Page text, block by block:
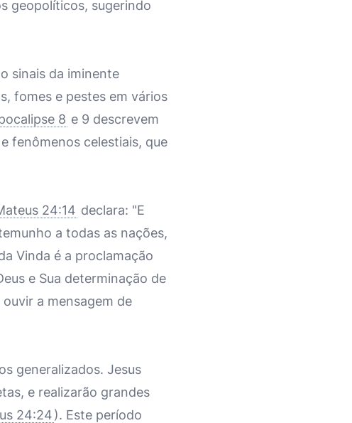
geopolíticos, sugerindo
sinais da iminente
fomes e pestes em vários
8 e 9 descrevem
fenômenos celestiais, que
24:14 declara: "E
a todas as nações,
Vinda é a proclamação
e Sua determinação de
a mensagem de
generalizados. Jesus
e realizarão grandes
24:24). Este período